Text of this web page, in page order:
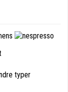
typer